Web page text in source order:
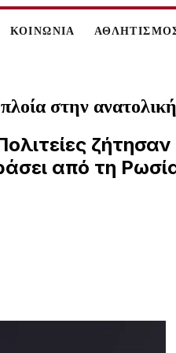
ΚΟΙΝΩΝΙΑ
στην
από τη